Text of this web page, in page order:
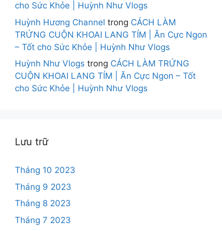
cho Sức Khỏe | Huỳnh Như Vlogs
Huỳnh Hương Channel trong CÁCH LÀM
TRỨNG CUỘN KHOAI LANG TÍM | Ăn Cực Ngon
– Tốt cho Sức Khỏe | Huỳnh Như Vlogs
Huỳnh Như Vlogs trong CÁCH LÀM TRỨNG
CUỘN KHOAI LANG TÍM | Ăn Cực Ngon – Tốt
cho Sức Khỏe | Huỳnh Như Vlogs
Lưu trữ
Tháng 10 2023
Tháng 9 2023
Tháng 8 2023
Tháng 7 2023